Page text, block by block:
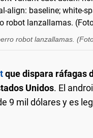
robot lanzallamas.
que dispara ráfagas
Unidos. El
9 mil dólares y es